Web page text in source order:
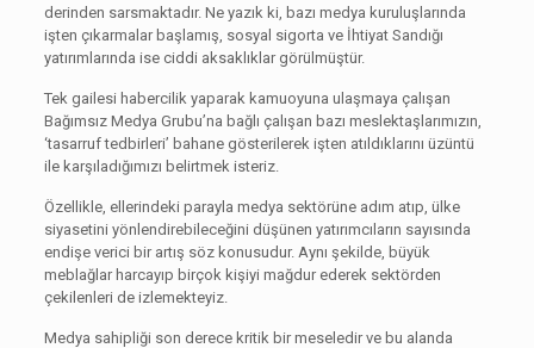
derinden sarsmaktadır. Ne yazık ki, bazı medya kuruluşlarında
işten çıkarmalar başlamış, sosyal sigorta ve İhtiyat Sandığı
yatırımlarında ise ciddi aksaklıklar görülmüştür.
Tek gailesi habercilik yaparak kamuoyuna ulaşmaya çalışan
Bağımsız Medya Grubu’na bağlı çalışan bazı meslektaşlarımızın,
‘tasarruf tedbirleri’ bahane gösterilerek işten atıldıklarını üzüntü
ile karşıladığımızı belirtmek isteriz.
Özellikle, ellerindeki parayla medya sektörüne adım atıp, ülke
siyasetini yönlendirebileceğini düşünen yatırımcıların sayısında
endişe verici bir artış söz konusudur. Aynı şekilde, büyük
meblağlar harcayıp birçok kişiyi mağdur ederek sektörden
çekilenleri de izlemekteyiz.
Medya sahipliği son derece kritik bir meseledir ve bu alanda